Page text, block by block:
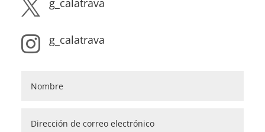
 g_calatrava
 g_calatrava